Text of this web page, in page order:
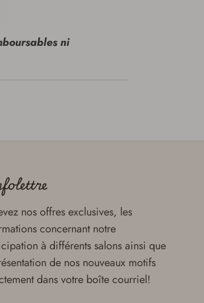
ni
nos offres exclusives, les
concernant notre
à différents salons ainsi que
de nos nouveaux motifs
dans votre boîte courriel!